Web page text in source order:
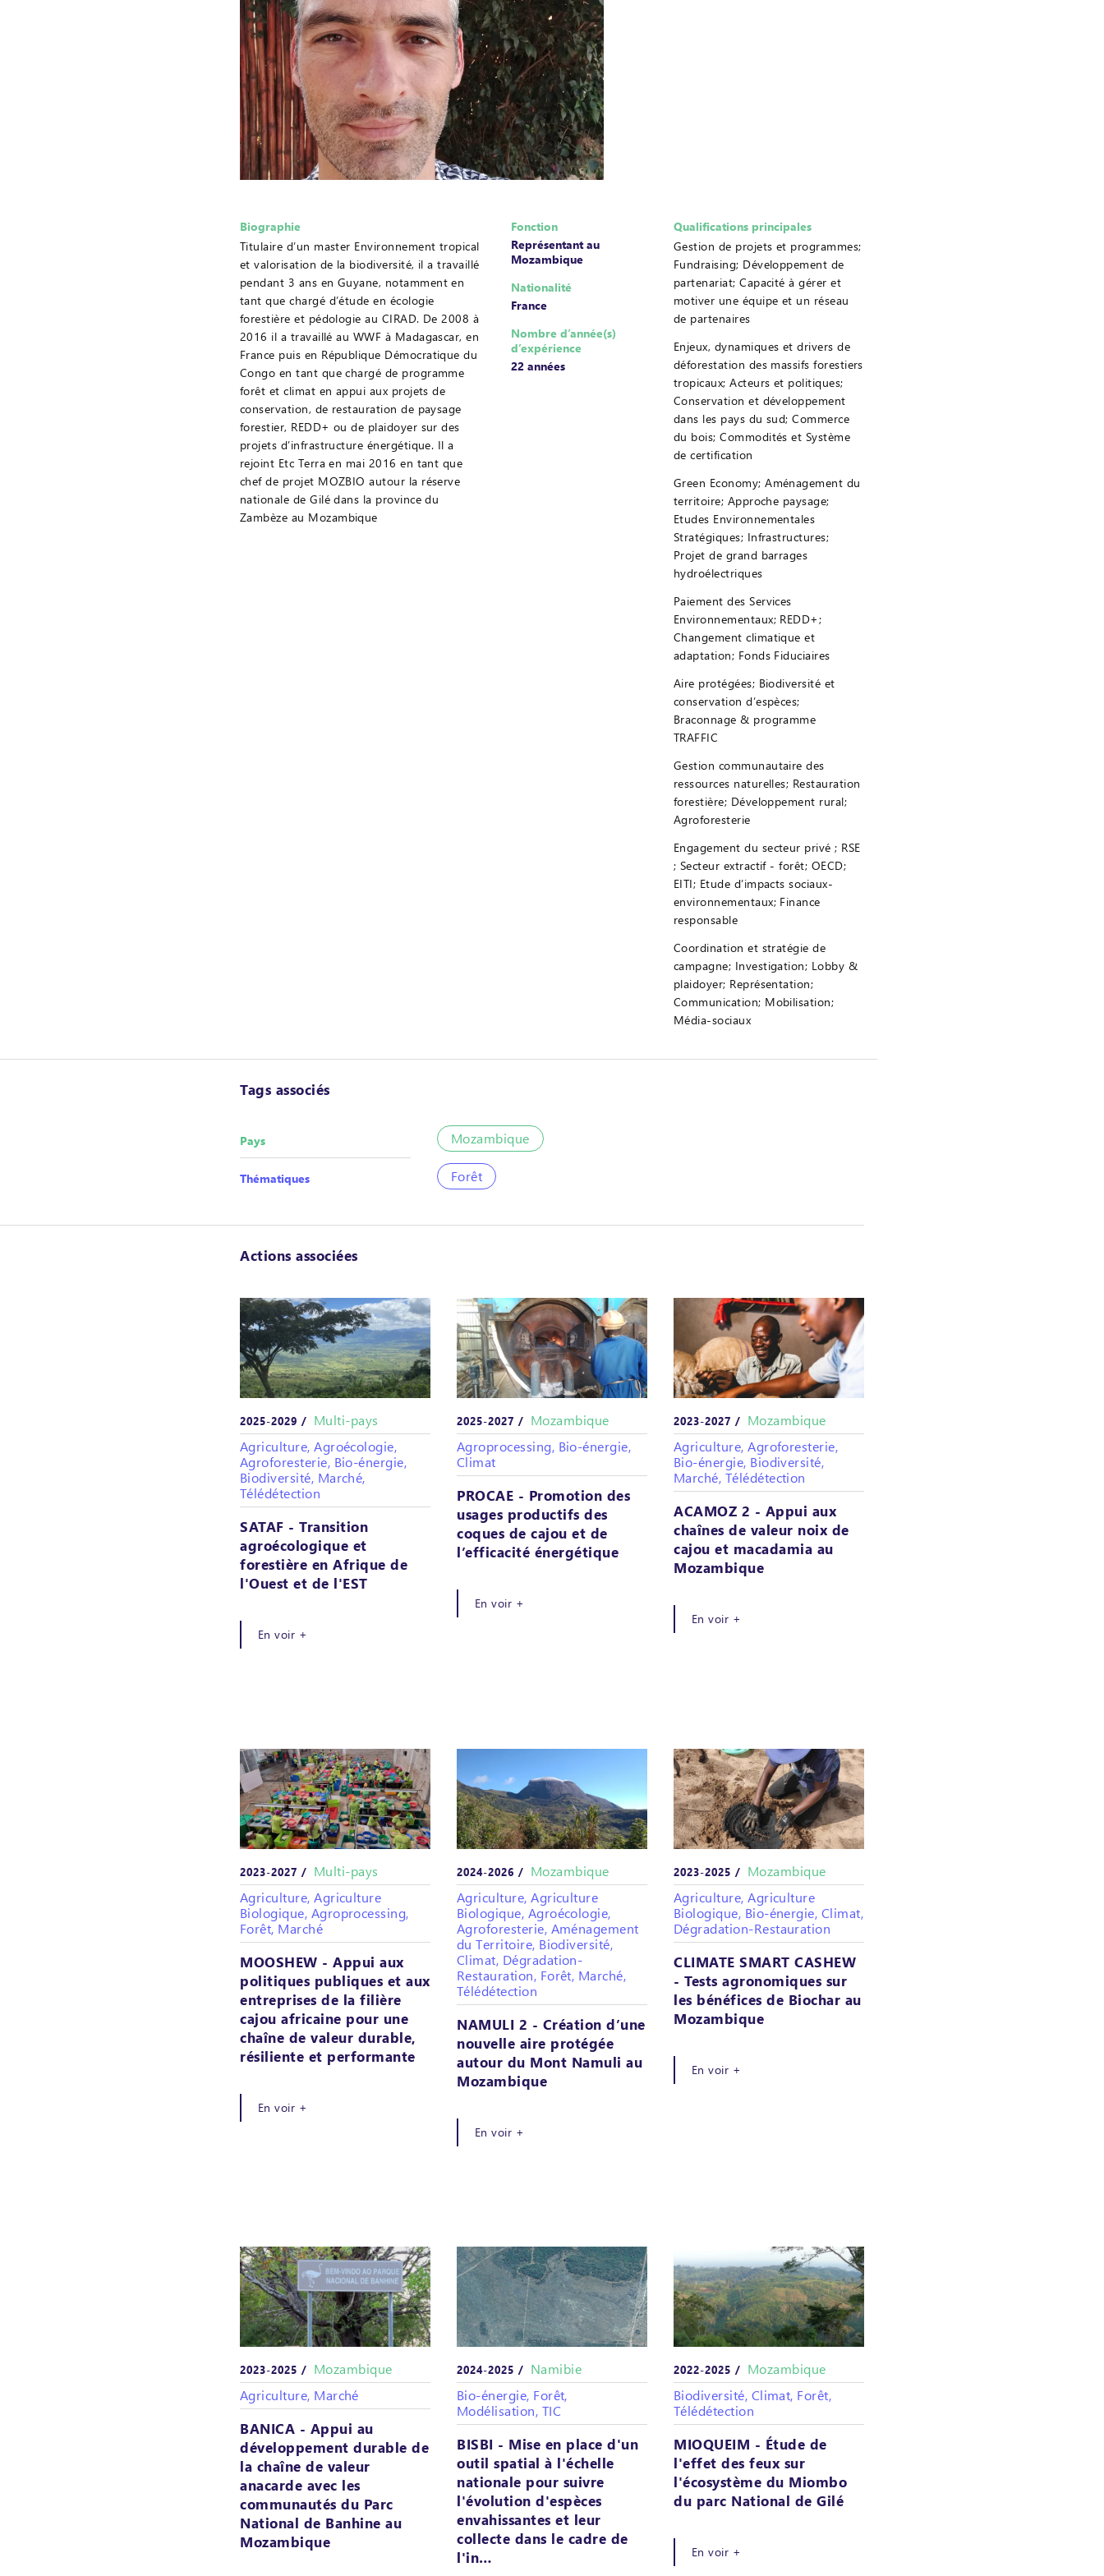
Biographie
Titulaire d’un master Environnement tropical
et valorisation de la biodiversité, il a travaillé
pendant 3 ans en Guyane, notamment en
tant que chargé d’étude en écologie
forestière et pédologie au CIRAD. De 2008 à
2016 il a travaillé au WWF à Madagascar, en
France puis en République Démocratique du
Congo en tant que chargé de programme
forêt et climat en appui aux projets de
conservation, de restauration de paysage
forestier, REDD+ ou de plaidoyer sur des
projets d’infrastructure énergétique. Il a
rejoint Etc Terra en mai 2016 en tant que
chef de projet MOZBIO autour la réserve
nationale de Gilé dans la province du
Zambèze au Mozambique
Fonction
Représentant au
Mozambique
Nationalité
France
Nombre d’année(s)
d’expérience
22 années
Qualifications principales
Gestion de projets et programmes;
Fundraising; Développement de
partenariat; Capacité à gérer et
motiver une équipe et un réseau
de partenaires
Enjeux, dynamiques et drivers de
déforestation des massifs forestiers
tropicaux; Acteurs et politiques;
Conservation et développement
dans les pays du sud; Commerce
du bois; Commodités et Système
de certification
Green Economy; Aménagement du
territoire; Approche paysage;
Etudes Environnementales
Stratégiques; Infrastructures;
Projet de grand barrages
hydroélectriques
Paiement des Services
Environnementaux; REDD+;
Changement climatique et
adaptation; Fonds Fiduciaires
Aire protégées; Biodiversité et
conservation d’espèces;
Braconnage & programme
TRAFFIC
Gestion communautaire des
ressources naturelles; Restauration
forestière; Développement rural;
Agroforesterie
Engagement du secteur privé ; RSE
; Secteur extractif - forêt; OECD;
EITI; Etude d’impacts sociaux-
environnementaux; Finance
responsable
Coordination et stratégie de
campagne; Investigation; Lobby &
plaidoyer; Représentation;
Communication; Mobilisation;
Média-sociaux
Tags associés
Pays Mozambique
Thématiques Forêt
Actions associées
2025-2029 / Multi-pays
Agriculture, Agroécologie,
Agroforesterie, Bio-énergie,
Biodiversité, Marché,
Télédétection
SATAF - Transition
agroécologique et
forestière en Afrique de
l'Ouest et de l'EST
En voir +
2025-2027 / Mozambique
Agroprocessing, Bio-énergie,
Climat
PROCAE - Promotion des
usages productifs des
coques de cajou et de
l’efficacité énergétique
En voir +
2023-2027 / Mozambique
Agriculture, Agroforesterie,
Bio-énergie, Biodiversité,
Marché, Télédétection
ACAMOZ 2 - Appui aux
chaînes de valeur noix de
cajou et macadamia au
Mozambique
En voir +
2023-2027 / Multi-pays
Agriculture, Agriculture
Biologique, Agroprocessing,
Forêt, Marché
MOOSHEW - Appui aux
politiques publiques et aux
entreprises de la filière
cajou africaine pour une
chaîne de valeur durable,
résiliente et performante
En voir +
2024-2026 / Mozambique
Agriculture, Agriculture
Biologique, Agroécologie,
Agroforesterie, Aménagement
du Territoire, Biodiversité,
Climat, Dégradation-
Restauration, Forêt, Marché,
Télédétection
NAMULI 2 - Création d’une
nouvelle aire protégée
autour du Mont Namuli au
Mozambique
En voir +
2023-2025 / Mozambique
Agriculture, Agriculture
Biologique, Bio-énergie, Climat,
Dégradation-Restauration
CLIMATE SMART CASHEW
- Tests agronomiques sur
les bénéfices de Biochar au
Mozambique
En voir +
2023-2025 / Mozambique
Agriculture, Marché
BANICA - Appui au
développement durable de
la chaîne de valeur
anacarde avec les
communautés du Parc
National de Banhine au
Mozambique
2024-2025 / Namibie
Bio-énergie, Forêt,
Modélisation, TIC
BISBI - Mise en place d'un
outil spatial à l'échelle
nationale pour suivre
l'évolution d'espèces
envahissantes et leur
collecte dans le cadre de
l'in…
2022-2025 / Mozambique
Biodiversité, Climat, Forêt,
Télédétection
MIOQUEIM - Étude de
l'effet des feux sur
l'écosystème du Miombo
du parc National de Gilé
En voir +